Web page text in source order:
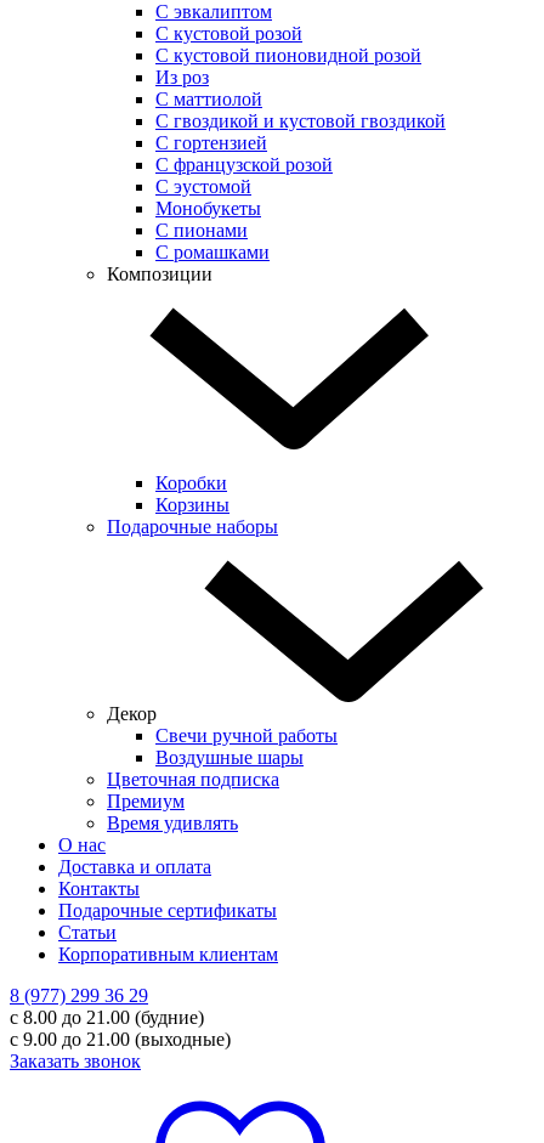
С эвкалиптом
С кустовой розой
С кустовой пионовидной розой
Из роз
С маттиолой
С гвоздикой и кустовой гвоздикой
С гортензией
С французской розой
С эустомой
Монобукеты
С пионами
С ромашками
Композиции
Коробки
Корзины
Подарочные наборы
Декор
Свечи ручной работы
Воздушные шары
Цветочная подписка
Премиум
Время удивлять
О нас
Доставка и оплата
Контакты
Подарочные сертификаты
Статьи
Корпоративным клиентам
8 (977) 299 36 29
с 8.00 до 21.00 (будние)
с 9.00 до 21.00 (выходные)
Заказать звонок